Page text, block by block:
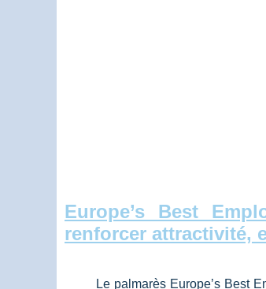
Europe’s Best
renforcer attractivité,
Le palmarès Europe’s Best